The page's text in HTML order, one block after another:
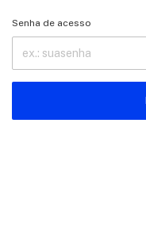
Senha de acesso